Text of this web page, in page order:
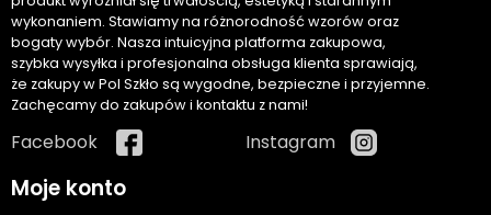
wykonaniem. Stawiamy na różnorodność wzorów oraz
bogaty wybór. Nasza intuicyjna platforma zakupowa,
szybka wysyłka i profesjonalna obsługa klienta sprawiają,
że zakupy w Pol Szkło są wygodne, bezpieczne i przyjemne.
Zachęcamy do zakupów i kontaktu z nami!
Facebook Instagram
Moje konto